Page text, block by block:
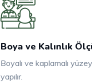
Boya ve Kalınlık
Boyalı ve kaplamalı
yapılır.